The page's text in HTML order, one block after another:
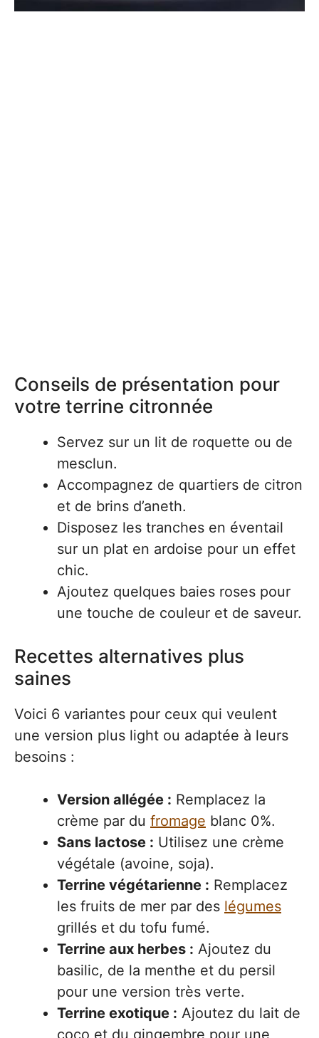
Conseils de présentation pour
votre terrine citronnée
Servez sur un lit de roquette ou de
mesclun.
Accompagnez de quartiers de citron
et de brins d’aneth.
Disposez les tranches en éventail
sur un plat en ardoise pour un effet
chic.
Ajoutez quelques baies roses pour
une touche de couleur et de saveur.
Recettes alternatives plus
saines
Voici 6 variantes pour ceux qui veulent
une version plus light ou adaptée à leurs
besoins :
Version allégée : Remplacez la
crème par du fromage blanc 0%.
Sans lactose : Utilisez une crème
végétale (avoine, soja).
Terrine végétarienne : Remplacez
les fruits de mer par des légumes
grillés et du tofu fumé.
Terrine aux herbes : Ajoutez du
basilic, de la menthe et du persil
pour une version très verte.
Terrine exotique : Ajoutez du lait de